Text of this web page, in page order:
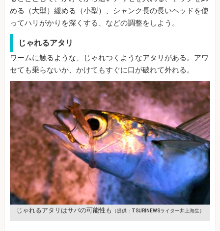
める（大型）緩める（小型）、シャンク長の長いヘッドを使
ってハリがかりを深くする、などの調整をしよう。
じゃれるアタリ
ワームに触るような、じゃれつくようなアタリがある。アワ
セても乗らないか、かけてもすぐに口が破れて外れる。
じゃれるアタリはサバの可能性も （提供：TSURINEWSライター井上海生）